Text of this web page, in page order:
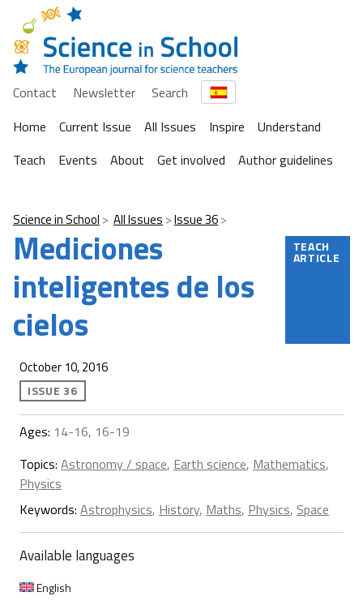
Contact Newsletter
Search
Home
Current Issue All Issues Inspire
Understand
Teach
Events About Get involved Author guidelines
Science in School All Issues Issue 36
Mediciones
inteligentes de los
cielos
TEACH
ARTICLE
October 10, 2016
ISSUE 36
Ages: 14-16, 16-19
Topics: Astronomy / space, Earth science, Mathematics,
Physics
Keywords: Astrophysics, History, Maths, Physics, Space
Available languages
English